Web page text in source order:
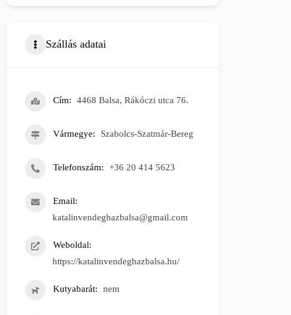
Szállás adatai
Cím 4468 Balsa, Rákóczi utca 76.
Vármegye Szabolcs-Szatmár-Bereg
Telefonszám +36 20 414 5623
Email
katalinvendeghazbalsa@gmail.com
Weboldal
https://katalinvendeghazbalsa.hu/
Kutyabarát nem